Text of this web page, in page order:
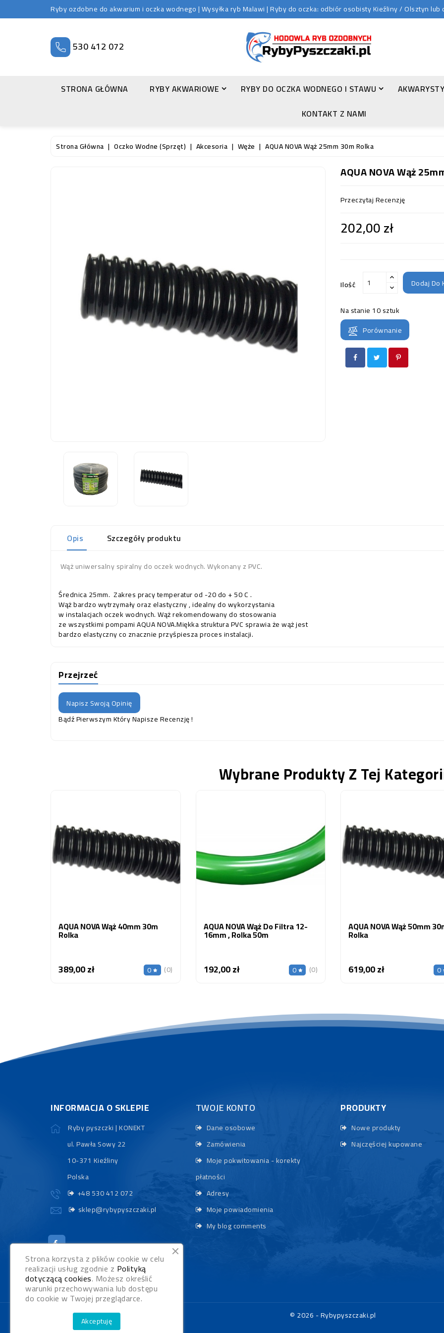
Ryby ozdobne do akwarium i oczka wodnego | Wysyłka ryb Malawi | Ryby do oczka: odbiór osobisty Kieźliny / Olsztyn
530 412 072
STRONA GŁÓWNA RYBY AKWARIOWE RYBY DO OCZKA WODNEGO I STAWU
KONTAKT Z NAMI
Strona Główna Oczko Wodne (sprzęt) Akcesoria Węże AQUA NOVA Wąż 25mm 30m Rolka
AQUA NOVA Wąż
Przeczytaj Recenzję
202,00 zł
Ilość Dodaj Do
Na stanie 10 sztuk
Porównanie
Opis Szczegóły produktu
Wąż uniwersalny spiralny do oczek wodnych. Wykonany z PVC.
Średnica 25mm. Zakres pracy temperatur od -20 do + 50 C .
Wąż bardzo wytrzymały oraz elastyczny , idealny do wykorzystania
w instalacjach oczek wodnych. Wąż rekomendowany do stosowania
ze wszystkimi pompami AQUA NOVA.Miękka struktura PVC sprawia że wąż jest
bardzo elastyczny co znacznie przyśpiesza proces instalacji.
Przejrzeć
Napisz Swoją Opinię
Bądź Pierwszym Który Napisze Recenzję !
Wybrane Produkty Z Tej
AQUA NOVA Wąż 40mm 30m
Rolka
389,00 złCena 0 (0)
AQUA NOVA Wąż Do Filtra 12-
16mm , Rolka 50m
192,00 złCena 0 (0)
AQUA NOVA Wąż 50mm
Rolka
619,00 złCena 0
INFORMACJA O SKLEPIE
Ryby pyszczki | KONEKT
ul. Pawła Sowy 22
10-371 Kieźliny
Polska
+48 530 412 072
sklep@rybypyszczaki.pl
TWOJE KONTO
Dane osobowe
Zamówienia
Moje pokwitowania - korekty
płatności
Adresy
Moje powiadomienia
My blog comments
PRODUKTY
Nowe produkty
Najczęściej kupowane
© 2026 - Rybypyszczaki.pl
Strona korzysta z plików cookie w celu
realizacji usług zgodnie z Polityką
dotyczącą cookies. Możesz określić
warunki przechowywania lub dostępu
do cookie w Twojej przeglądarce.
Akceptuję